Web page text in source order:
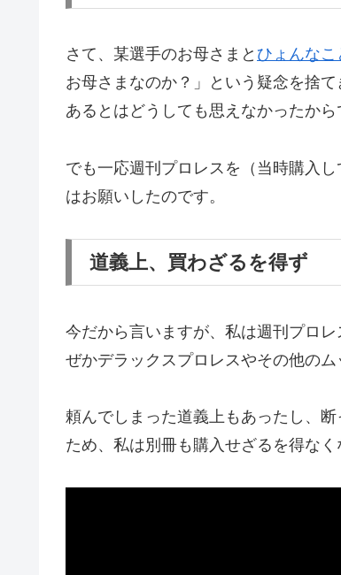
さて、某選手のお母さまと ひょんなこ
お母さまなのか？」という疑念を捨
あるとはどうしても思えなかったから
でも一応週刊プロレスを（当時購入
はお願いしたのです。
道義上、買わざるを得ず
今だから言いますが、私は週刊プロ
ぜかデラックスプロレスやその他の
頼んでしまった道義上もあったし、
ため、私は別冊も購入せざるを得なく